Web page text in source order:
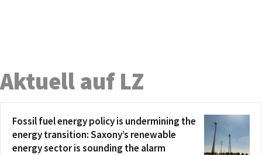
Aktuell auf LZ
Fossil fuel energy policy is undermining the
energy transition: Saxony’s renewable
energy sector is sounding the alarm